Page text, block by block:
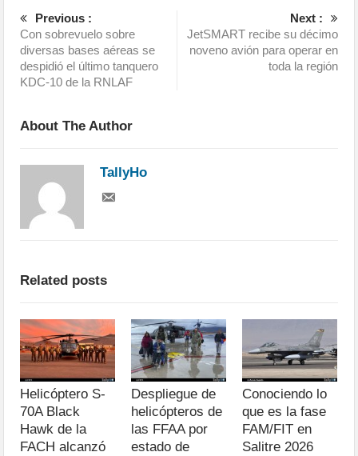
Previous :
Con sobrevuelo sobre
diversas bases aéreas se
despidió el último tanquero
KDC-10 de la RNLAF
Next :
JetSMART recibe su décimo
noveno avión para operar en
toda la región
About The Author
TallyHo
Related posts
Helicóptero S-
70A Black
Hawk de la
FACH alcanzó
Despliegue de
helicópteros de
las FFAA por
estado de
Conociendo lo
que es la fase
FAM/FIT en
Salitre 2026